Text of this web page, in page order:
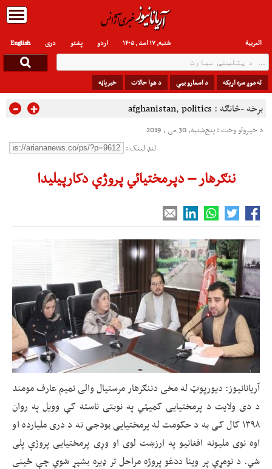
English دری پشتو العربیة اردو شنبه, ۱۷ اسد , ۱۴۰۵
له موږ سره اړیکه د اسعارو بیې د هوا حالات خبرپاڼه
برخه -څانګه : afghanistan, politics
- +
د خپرولو وخت : پنج‌شنبه, 30 می , 2019
لنډ لینک :
ننګرهار – دپرمختيائي پروژې دکارپیلیدا
آریانانیوز: دیورپوټ له مخی دننګرهار مرستیال والی تمیم عارف مومند
د دی ولایت د پرمختیایی کمیټي په نوبتی ناسته کې وویل په روان
۱۳۹۸ کال کی به د حکومت له پرمختیایی بودجی نه د دری ملیارده او
اوه نوی ملیونه افغانیو په ارزښت لوی او وړی پرمختیایی پروژې پلی
شي. د نومړي پر وینا ددغو پروژه مراحل تر ډیره بشپړ شوي چې ځینی